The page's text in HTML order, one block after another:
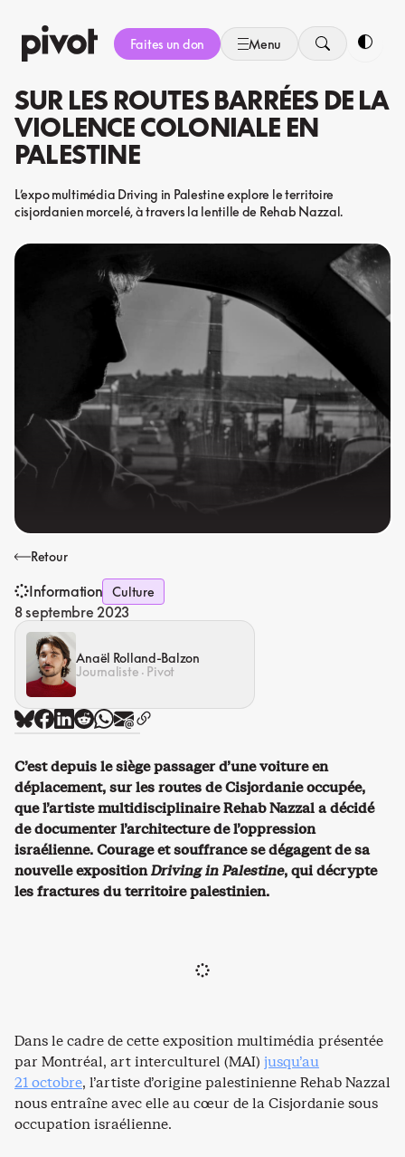
au
contenu
Faites un don Menu
SUR LES ROUTES BARRÉES DE LA
VIOLENCE COLONIALE EN
PALESTINE
L’expo multimédia Driving in Palestine explore le territoire
cisjordanien morcelé, à travers la lentille de Rehab Nazzal.
Retour
Information Culture
8 septembre 2023
Anaël Rolland-Balzon
Journaliste · Pivot
C’est depuis le siège passager d’une voiture en
déplacement, sur les routes de Cisjordanie occupée,
que l’artiste multidisciplinaire Rehab Nazzal a décidé
de documenter l’architecture de l’oppression
israélienne. Courage et souffrance se dégagent de sa
nouvelle expositionDriving in Palestine, qui décrypte
les fractures du territoire palestinien.
Dans le cadre de cette exposition multimédia présentée
par Montréal, art interculturel (MAI) jusqu’au
21 octobre, l’artiste d’origine palestinienne Rehab Nazzal
nous entraîne avec elle au cœur de la Cisjordanie sous
occupation israélienne.